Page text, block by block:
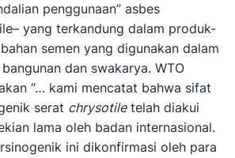
penggunaan” asbes
yang terkandung dalam produk-
semen yang digunakan dalam
dan swakarya. WTO
“… kami mencatat bahwa sifat
serat chrysotiletelah diakui
lama oleh badan internasional.
ini dikonfirmasi oleh para